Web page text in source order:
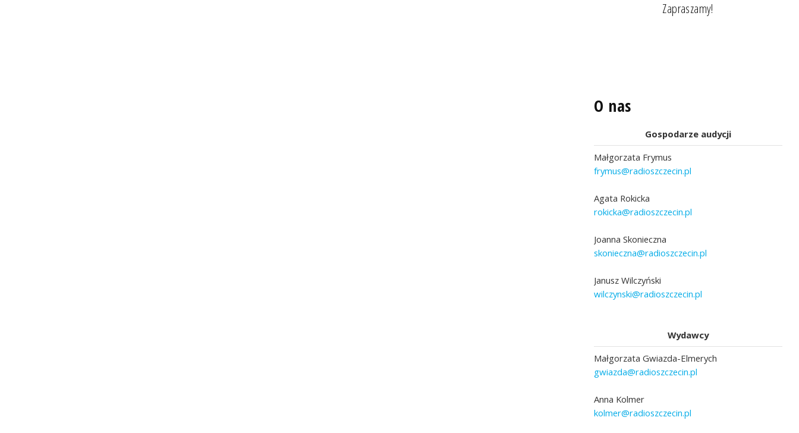
Zapraszamy!
O nas
Gospodarze audycji
Małgorzata Frymus
frymus@radioszczecin.pl
Agata Rokicka
rokicka@radioszczecin.pl
Joanna Skonieczna
skonieczna@radioszczecin.pl
Janusz Wilczyński
wilczynski@radioszczecin.pl
Wydawcy
Małgorzata Gwiazda-Elmerych
gwiazda@radioszczecin.pl
Anna Kolmer
kolmer@radioszczecin.pl